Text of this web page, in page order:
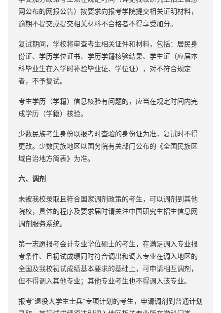
网公布的网报公告）按要求向报考学院提交相关证明材料，
逾期不提交或提交相关材料不合格者不得享受加分。
复试期间，学校将审查考生相关证件和材料，包括：居民身
份证、学历学位证书、学历学籍核验结果、学生证（应届本
科毕业生在入学时补验毕业证、学位证），对不符合规定
者，不予复试。
考生学历（学籍）信息核验有问题的，应当在规定时间内完
成学历（学籍）核验。
少数民族考生身份以报考时查验的身份证为准，复试时不得
更改。少数民族地区以国务院有关部门公布的《全国民族区
域自治地方简表》为准。
六、调剂
未被我校录取且符合国家调剂政策的考生，可以调剂到其他
院校，具体的程序及要求届时请关注中国研究生招生信息网
调剂服务系统。
第一志愿报考会计专业学位硕士的考生，在满足调入专业报
考条件、且初试成绩同时符合调出和调入专业在调入地区的
全国及我校初试成绩基本要求的基础上，可申请相互调剂，
但不得调入其他专业；其他专业考生也不得调入该专业。
报考“退役大学生士兵”专项计划的考生，申请调剂到普通计划